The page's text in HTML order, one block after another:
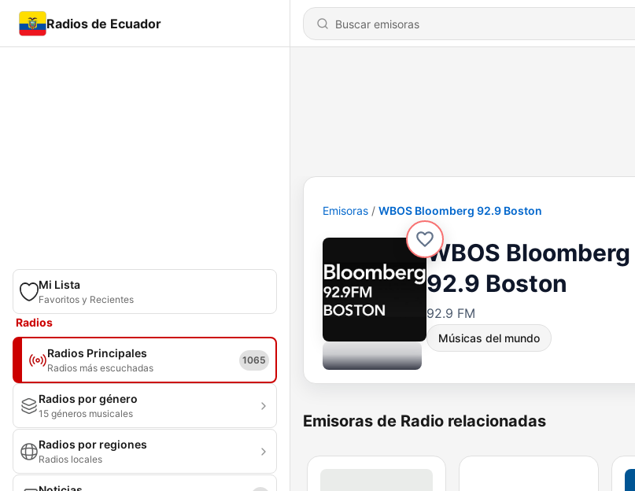
Radios de Ecuador
Mi Lista
Favoritos y Recientes
Radios
Radios Principales
Radios más escuchadas
1065
Radios por género
15 géneros musicales
Radios por regiones
Radios locales
Emisoras WBOS Bloomberg 92.9 Boston
WBOS Bloomberg
92.9 Boston
92.9 FM
Músicas del mundo
Emisoras de Radio relacionadas